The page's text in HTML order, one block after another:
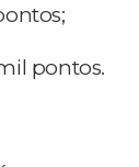
pontos.